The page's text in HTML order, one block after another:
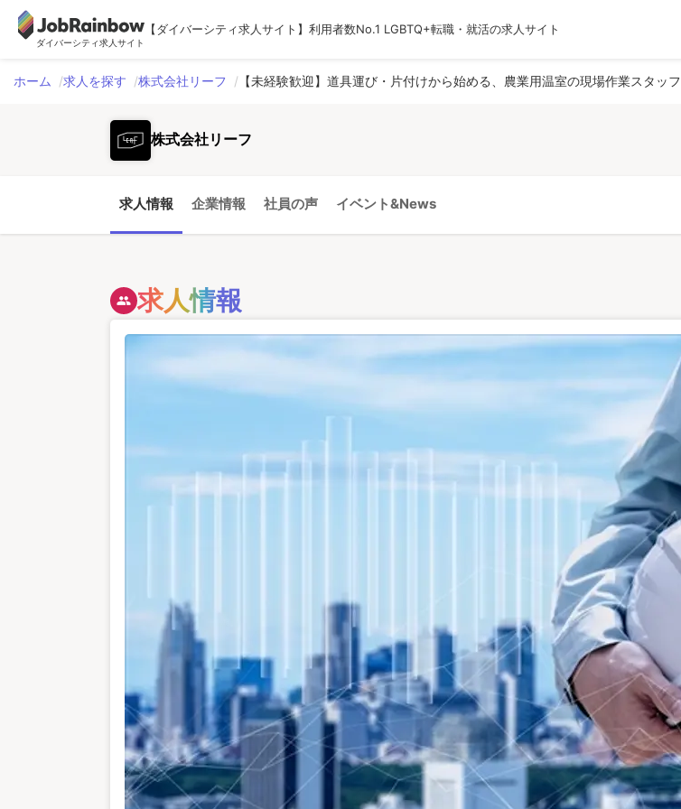
ダイバーシティ求人サイト
【ダイバーシティ求人サイト】利用者数No.1 LGBTQ+転職・就活の求人サイト
ホーム 求人を探す 株式会社リーフ 【未経験歓迎】道具運び・片付けから始める、農業用温室の現場作業スタッフ
株式会社リーフ
求人情報 企業情報 社員の声 イベント&News
people 求人情報